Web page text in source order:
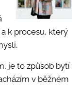
k procesu, který
je to způsob bytí
v běžném